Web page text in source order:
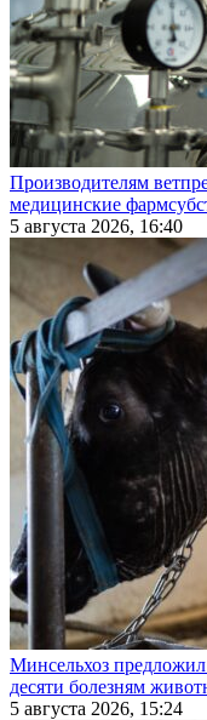
Производителям
медицинские
5 августа 2026, 16:40
Минсельхоз
десяти болезням
5 августа 2026, 15:24